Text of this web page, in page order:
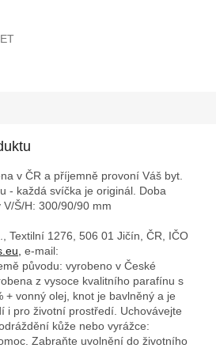
v ČR a příjemně provoní Váš byt.
- každá svíčka je originál. Doba
V/Š/H: 300/90/90 mm
Textilní 1276, 506 01 Jičín, ČR, IČO
e-mail:
původu: vyrobeno v České
z vysoce kvalitního parafínu s
+ vonný olej, knot je bavlněný a je
i pro životní prostředí. Uchovávejte
kůže nebo vyrážce:
Zabraňte uvolnění do životního